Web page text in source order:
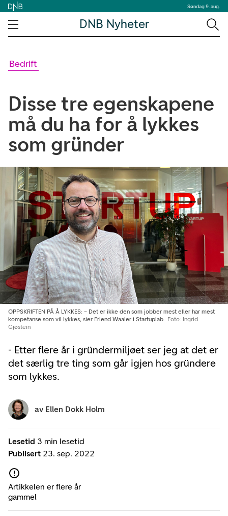
Søndag 9. aug.
DNB Nyheter
Bedrift
Disse tre egenskapene
må du ha for å lykkes
som gründer
- Etter flere år i gründermiljøet ser jeg at det er
det særlig tre ting som går igjen hos gründere
som lykkes.
OPPSKRIFTEN PÅ Å LYKKES: – Det er ikke den som jobber mest eller har mest
kompetanse som vil lykkes, sier Erlend Waaler i Startuplab.
Foto: Ingrid
Gjøstein
Lesetid 3 min lesetid
Publisert 23. sep. 2022
Artikkelen er flere år
gammel
av Ellen Dokk Holm